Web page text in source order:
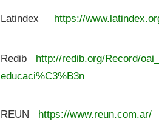
Latindex https://
Redib
http://redib.org/Record/
educaci%C3%B3n
REUN https://www.reun.com.ar/